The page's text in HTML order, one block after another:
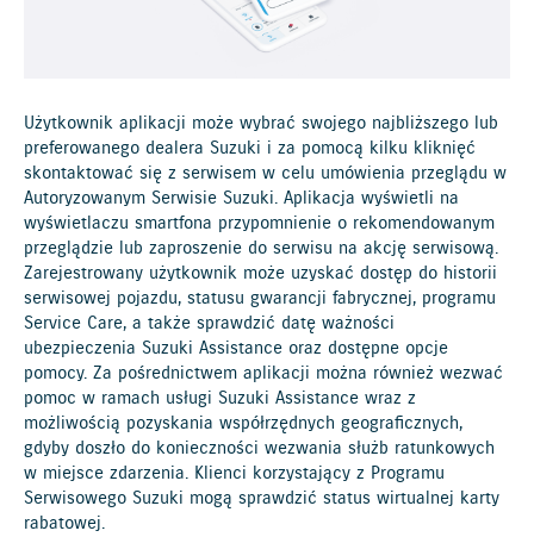
Użytkownik aplikacji może wybrać swojego najbliższego lub
preferowanego dealera Suzuki i za pomocą kilku kliknięć
skontaktować się z serwisem w celu umówienia przeglądu w
Autoryzowanym Serwisie Suzuki. Aplikacja wyświetli na
wyświetlaczu smartfona przypomnienie o rekomendowanym
przeglądzie lub zaproszenie do serwisu na akcję serwisową.
Zarejestrowany użytkownik może uzyskać dostęp do historii
serwisowej pojazdu, statusu gwarancji fabrycznej, programu
Service Care, a także sprawdzić datę ważności
ubezpieczenia Suzuki Assistance oraz dostępne opcje
pomocy. Za pośrednictwem aplikacji można również wezwać
pomoc w ramach usługi Suzuki Assistance wraz z
możliwością pozyskania współrzędnych geograficznych,
gdyby doszło do konieczności wezwania służb ratunkowych
w miejsce zdarzenia. Klienci korzystający z Programu
Serwisowego Suzuki mogą sprawdzić status wirtualnej karty
rabatowej.